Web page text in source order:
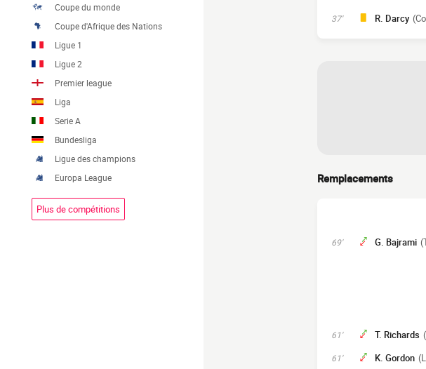
Coupe du monde
Coupe d'Afrique des Nations
Ligue 1
Ligue 2
Premier league
Liga
Serie A
Bundesliga
Ligue des champions
Europa League
Plus de compétitions
37' R. Darcy
Remplacements
69' G. Bajrami
61' T. Richards
61' K. Gordon